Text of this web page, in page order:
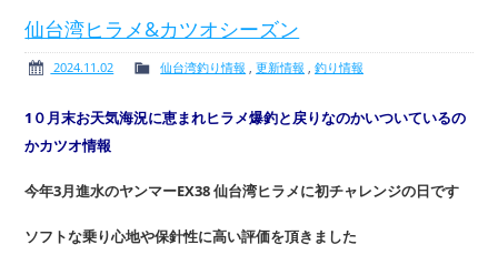
仙台湾ヒラメ&カツオシーズン
2024.11.02 仙台湾釣り情報 ,更新情報 ,釣り情報
1０月末お天気海況に恵まれヒラメ爆釣と戻りなのかいついているの
かカツオ情報
今年3月進水のヤンマーEX38 仙台湾ヒラメに初チャレンジの日です
ソフトな乗り心地や保針性に高い評価を頂きました